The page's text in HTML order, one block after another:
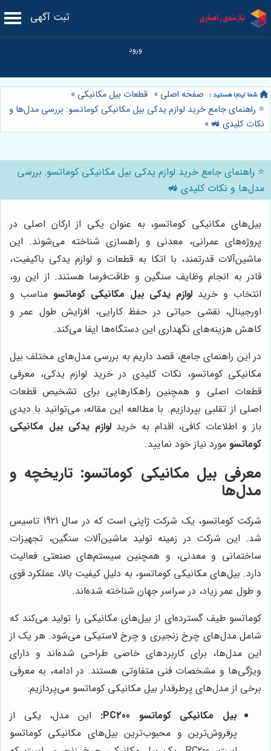
ثبت آگهی
صفحه اصلی » قطعات بیل مکانیکی »
⭐️ راهنمای جامع خرید لوازم یدکی بیل مکانیکی کوماتسو: بررسی مدل‌ها و
نکات کلیدی 🚜 »
⭐️ راهنمای جامع خرید لوازم یدکی بیل مکانیکی کوماتسو: بررسی
مدل‌ها و نکات کلیدی 🚜
بیل‌های مکانیکی کوماتسو، به عنوان یکی از ارکان اصلی در
پروژه‌های عمرانی، معدنی و راهسازی شناخته می‌شوند. این
ماشین‌آلات قدرتمند، با اتکا به قطعات و لوازم یدکی باکیفیت،
قادر به انجام وظایف سنگین و طاقت‌فرسا هستند. از این رو،
انتخاب و خرید لوازم یدکی بیل مکانیکی کوماتسو مناسب و
اورجینال، نقشی حیاتی در حفظ کارایی، افزایش طول عمر و
کاهش هزینه‌های نگهداری این دستگاه‌ها ایفا می‌کند.
در این راهنمای جامع، قصد داریم به بررسی مدل‌های مختلف بیل
مکانیکی کوماتسو، نکات کلیدی در خرید لوازم یدکی، معرفی
قطعات اصلی و همچنین راهکارهایی برای تشخیص قطعات
اصلی از تقلبی بپردازیم. با مطالعه این مقاله، می‌توانید با دیدی
باز و اطلاعات کافی، اقدام به خریدلوازم یدکی بیل مکانیکی
کوماتسو مورد نیاز خود نمایید.
معرفی بیل مکانیکی کوماتسو: تاریخچه و
مدل‌ها
شرکت کوماتسو، یک شرکت ژاپنی است که در سال 1921 تاسیس
شد. این شرکت در زمینه تولید ماشین‌آلات سنگین، تجهیزات
ساختمانی و معدنی، و همچنین سیستم‌های صنعتی فعالیت
دارد. بیل‌های مکانیکی کوماتسو، به دلیل کیفیت بالا، عملکرد قوی
و طول عمر زیاد، در سراسر جهان شناخته شده‌اند.
کوماتسو طیف گسترده‌ای از بیل‌های مکانیکی را تولید می‌کند که
شامل مدل‌های چرخ زنجیری و چرخ لاستیکی می‌شود. هر یک از
این مدل‌ها، برای کاربردهای خاصی طراحی شده‌اند و دارای
ویژگی‌ها و مشخصات فنی متفاوتی هستند. در ادامه، به معرفی
برخی از مدل‌های پرطرفدار بیل مکانیکی کوماتسو می‌پردازیم:
بیل مکانیکی کوماتسو PC200:
این مدل، یکی از
پرفروش‌ترین و محبوب‌ترین بیل‌های مکانیکی کوماتسو